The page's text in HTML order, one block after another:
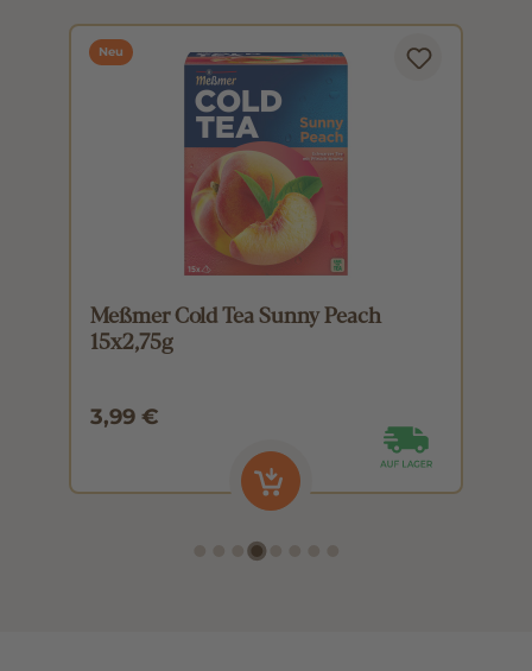
Neu
Meßmer Cold Tea Sunny Peach
15x2,75g
3,99 €